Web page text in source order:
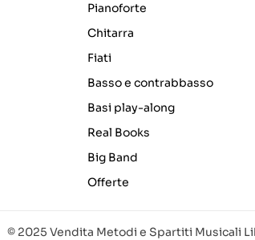
Pianoforte
Chitarra
Fiati
Basso e contrabbasso
Basi play-along
Real Books
Big Band
Offerte
© 2025 Vendita Metodi e Spartiti Musicali